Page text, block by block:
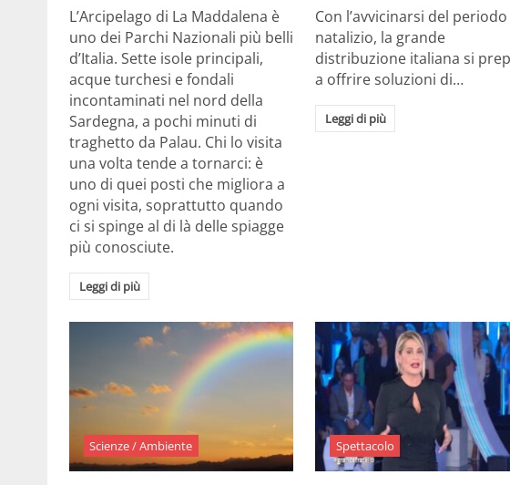
L’Arcipelago di La Maddalena è
uno dei Parchi Nazionali più belli
d’Italia. Sette isole principali,
acque turchesi e fondali
incontaminati nel nord della
Sardegna, a pochi minuti di
traghetto da Palau. Chi lo visita
una volta tende a tornarci: è
uno di quei posti che migliora a
ogni visita, soprattutto quando
ci si spinge al di là delle spiagge
più conosciute.
Leggi di più
Con l’avvicinarsi del periodo
natalizio, la grande
distribuzione italiana si
a offrire soluzioni di…
Leggi di più
Scienze / Ambiente Spettacolo